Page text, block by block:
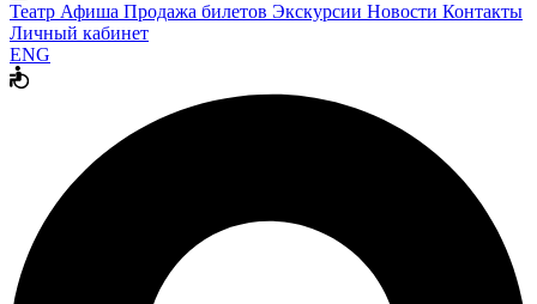
Театр Афиша Продажа билетов Экскурсии Новости Контакты
Личный кабинет
ENG